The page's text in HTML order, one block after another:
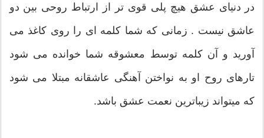
در دنیای عشق هیچ پلی قوی تر از ارتباط روحی بین دو
عاشق نیست . زمانی که شما کلمه ای را روی کاغذ می
آورید و آن کلمه توسط معشوقه شما خوانده می شود
تارهای روح او به نواختن آهنگی عاشقانه مبتلا می شود
که میتواند زیباترین نعمت عشق باشد.